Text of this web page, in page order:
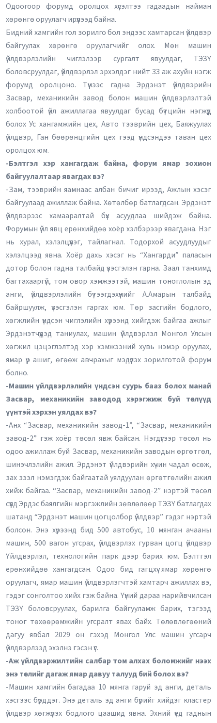
Одоогоор форумд оролцох хүсэлтээ гадаадын найман
хөрөнгө оруулагч ирүүлээд байна.
Бидний хамгийн гол зорилго бол эндээс хамтарсан үйлдвэр
байгуулах хөрөнгө оруулагчийг олох. Мөн машин
үйлдвэрлэлийн чиглэлээр сургалт явуулдаг, ТЭЗҮ
боловсруулдаг, үйлдвэрлэл эрхэлдэг нийт 33 аж ахуйн нэгж
форумд оролцоно. Түүнээс гадна Эрдэнэт үйлдвэрийн
Засвар, механикийн завод болон машин үйлдвэрлэлтэй
холбоотой үйл ажиллагаа явуулдаг бусад бүтцийн нэгжүүд
болох Ус хангамжийн цех, Авто тээврийн цех, Баяжуулах
үйлдвэр, Ган бөөрөнцгийн цех гээд үндсэндээ таван цех
оролцох юм.
-Бэлтгэл хэр хангагдаж байна, форум ямар зохион
байгуулалтаар явагдах вэ?
-Зам, тээврийн яамнаас албан бичиг ирээд, Ажлын хэсэг
байгуулаад ажиллаж байна. Хөтөлбөр батлагдсан. Эрдэнэт
үйлдвэрээс хамааралтай бүх асуудлаа шийдэж байна.
Форумын үйл явц ерөнхийдөө хоёр хэлбэрээр явагдана. Нэг
нь хурал, хэлэлцүүлэг, тайлагнал. Тодорхой асуудлуудыг
хэлэлцээд явна. Хоёр дахь хэсэг нь “Хангарди” паласын
дотор болон гадна талбайд үзэсгэлэн гарна. Заал танхимд
багтахааргүй, том овор хэмжээтэй, машин тоноглолын эд
анги, үйлдвэрлэлийн бүтээгдэхүүнийг А.Амарын талбайд
байршуулж, үзэсгэлэн гаргах юм. Төр засгийн бодлого,
хөгжлийн үндсэн чиглэлийн хүрээнд хийгдэж байгаа ажлыг
Эрдэнэтчүүдэд таниулах, машин үйлдвэрлэл Монгол Улсын
хөгжил цэцэглэлтэд хэр хэмжээний хувь нэмэр оруулах,
ямар үр ашиг, өгөөж авчрахыг мэдүүлэх зорилготой форум
болно.
-Машин үйлдвэрлэлийн үндсэн суурь бааз болох манай
Засвар, механикийн заводод хэрэгжиж буй төслүүд
үүнтэй хэрхэн уялдах вэ?
-Анх “Засвар, механикийн завод-1”, “Засвар, механикийн
завод-2” гэж хоёр төсөл явж байсан. Нэгдүгээр төсөл нь
одоо ажиллаж буй Засвар, механикийн заводын өргөтгөл,
шинэчлэлийн ажил. Эрдэнэт үйлдвэрийн хүчин чадал өсөж,
зах зээл нэмэгдэж байгаатай уялдуулан өргөтгөлийн ажил
хийж байгаа. “Засвар, механикийн завод-2” нэртэй төсөл
сүүлд Эрдэс баялгийн мэргэжлийн зөвлөлөөр ТЭЗҮ батлагдах
шатанд “Эрдэнэт машин цогцолбор үйлдвэр” гэдэг нэртэй
болсон. Энэ хүрээнд бид 500 автобус, 10 мянган ачааны
машин, 500 вагон угсрах, үйлдвэрлэх гурван цогц үйлдвэр
Үйлдвэрлэл, технологийн парк дээр барих юм. Бэлтгэл
ерөнхийдөө хангагдсан. Одоо бид гагцхүү ямар хөрөнгө
оруулагч, ямар машин үйлдвэрлэгчтэй хамтарч ажиллах вэ,
гэдэг сонголтоо хийх гэж байна. Үүний дараа нарийвчилсан
ТЭЗҮ боловсруулах, барилга байгууламж барих, тэгээд
тоног төхөөрөмжийн угсралт явах байх. Төлөвлөгөөний
дагуу явбал 2029 он гэхэд Монгол Улс машин угсарч
үйлдвэрлээд эхэлнэ гэсэн үг.
-Аж үйлдвэржилтийн салбар том алхах боломжийг нээх
энэ төслийг дагаж ямар давуу талууд бий болох вэ?
-Машин хамгийн багадаа 10 мянга гаруй эд анги, деталь
хэсгээс бүрддэг. Энэ деталь эд анги бүрийг хийдэг кластер
үйлдвэр хөгжүүлэх бодлого цаашид явна. Эхний үед гаднын